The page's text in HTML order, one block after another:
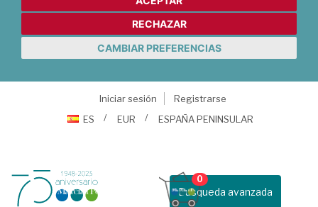
RECHAZAR
CAMBIAR PREFERENCIAS
Iniciar sesión
Registrarse
ES
EUR ESPAÑA PENINSULAR
Busqueda avanzada
0